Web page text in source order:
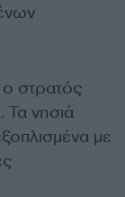
ο στρατός
Τα νησιά
με